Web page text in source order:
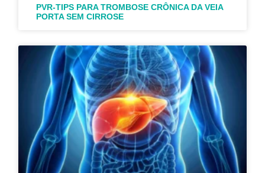
PVR-TIPS PARA TROMBOSE CRÔNICA DA VEIA
PORTA SEM CIRROSE